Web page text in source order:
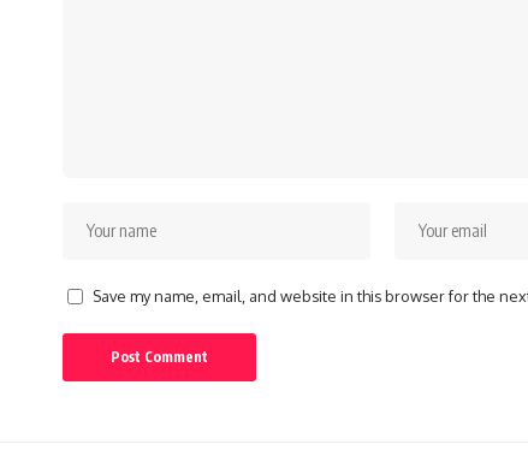
Save my name, email, and website in this browser for the